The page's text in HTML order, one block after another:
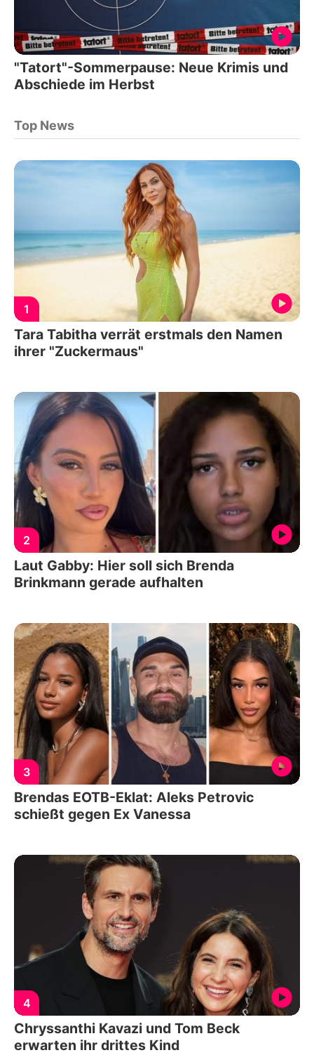
"Tatort"-Sommerpause: Neue Krimis und
Abschiede im Herbst
Top News
1
Tara Tabitha verrät erstmals den Namen
ihrer "Zuckermaus"
2
Laut Gabby: Hier soll sich Brenda
Brinkmann gerade aufhalten
3
Brendas EOTB-Eklat: Aleks Petrovic
schießt gegen Ex Vanessa
4
Chryssanthi Kavazi und Tom Beck
erwarten ihr drittes Kind